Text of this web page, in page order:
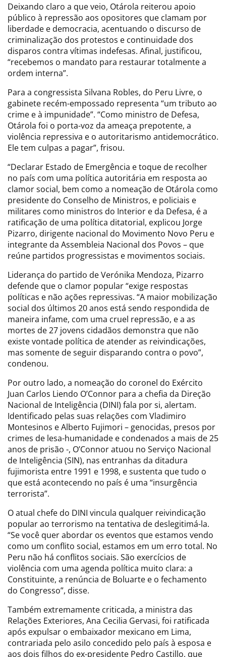
Deixando claro a que veio, Otárola reiterou apoio
público à repressão aos opositores que clamam por
liberdade e democracia, acentuando o discurso de
criminalização dos protestos e continuidade dos
disparos contra vítimas indefesas. Afinal, justificou,
“recebemos o mandato para restaurar totalmente a
ordem interna”.
Para a congressista Silvana Robles, do Peru Livre, o
gabinete recém-empossado representa “um tributo ao
crime e à impunidade”. “Como ministro de Defesa,
Otárola foi o porta-voz da ameaça prepotente, a
violência repressiva e o autoritarismo antidemocrático.
Ele tem culpas a pagar”, frisou.
“Declarar Estado de Emergência e toque de recolher
no país com uma política autoritária em resposta ao
clamor social, bem como a nomeação de Otárola como
presidente do Conselho de Ministros, e policiais e
militares como ministros do Interior e da Defesa, é a
ratificação de uma política ditatorial, explicou Jorge
Pizarro, dirigente nacional do Movimento Novo Peru e
integrante da Assembleia Nacional dos Povos – que
reúne partidos progressistas e movimentos sociais.
Liderança do partido de Verónika Mendoza, Pizarro
defende que o clamor popular “exige respostas
políticas e não ações repressivas. “A maior mobilização
social dos últimos 20 anos está sendo respondida de
maneira infame, com uma cruel repressão, e a as
mortes de 27 jovens cidadãos demonstra que não
existe vontade política de atender as reivindicações,
mas somente de seguir disparando contra o povo”,
condenou.
Por outro lado, a nomeação do coronel do Exército
Juan Carlos Liendo O’Connor para a chefia da Direção
Nacional de Inteligência (DINI) fala por si, alertam.
Identificado pelas suas relações com Vladimiro
Montesinos e Alberto Fujimori – genocidas, presos por
crimes de lesa-humanidade e condenados a mais de 25
anos de prisão -, O’Connor atuou no Serviço Nacional
de Inteligência (SIN), nas entranhas da ditadura
fujimorista entre 1991 e 1998, e sustenta que tudo o
que está acontecendo no país é uma “insurgência
terrorista”.
O atual chefe do DINI vincula qualquer reivindicação
popular ao terrorismo na tentativa de deslegitimá-la.
“Se você quer abordar os eventos que estamos vendo
como um conflito social, estamos em um erro total. No
Peru não há conflitos sociais. São exercícios de
violência com uma agenda política muito clara: a
Constituinte, a renúncia de Boluarte e o fechamento
do Congresso”, disse.
Também extremamente criticada, a ministra das
Relações Exteriores, Ana Cecilia Gervasi, foi ratificada
após expulsar o embaixador mexicano em Lima,
contrariada pelo asilo concedido pelo país à esposa e
aos dois filhos do ex-presidente Pedro Castillo, que